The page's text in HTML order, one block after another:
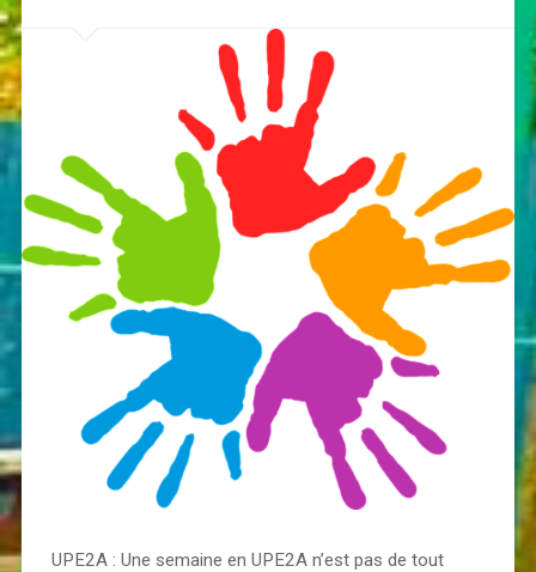
UPE2A : Une semaine en UPE2A n’est pas de tout